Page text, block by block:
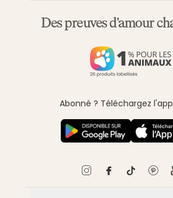
Des preuves d'amour
Abonné ? Téléchargez